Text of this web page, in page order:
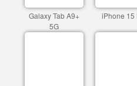
Galaxy Tab A9+
5G
iPhone 15